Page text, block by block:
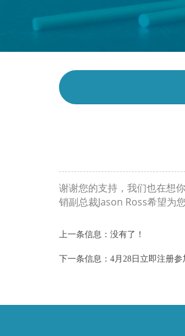
谢谢您的支持，我们也在想你
销副总裁Jason Ross希望为
上一条信息：没有了！
下一条信息： 4月28日立即注册参